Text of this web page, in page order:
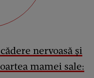
nervoasă și
mamei sale: